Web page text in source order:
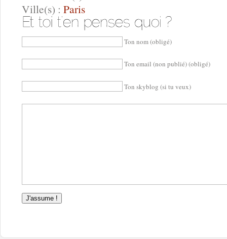
Ville(s) : Paris
Ton nom (obligé)
Ton email (non publié) (obligé)
Ton skyblog (si tu veux)